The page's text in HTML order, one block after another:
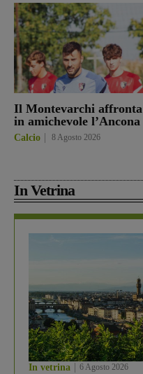
Il Montevarchi affronta
in amichevole l’Ancona
Calcio 8 Agosto 2026
In Vetrina
In vetrina 6 Agosto 2026